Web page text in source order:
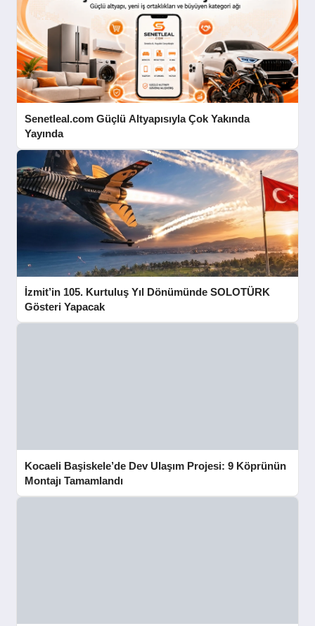
Senetleal.com Güçlü Altyapısıyla Çok Yakında
Yayında
İzmit’in 105. Kurtuluş Yıl Dönümünde SOLOTÜRK
Gösteri Yapacak
Kocaeli Başiskele’de Dev Ulaşım Projesi: 9 Köprünün
Montajı Tamamlandı